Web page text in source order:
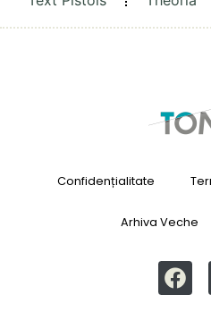
Confidențialitate
Arhiva Veche